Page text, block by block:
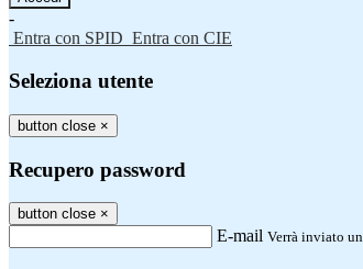
-
Entra con SPID Entra con CIE
Seleziona utente
button close ×
Recupero password
button close ×
E-mail Verrà inviato